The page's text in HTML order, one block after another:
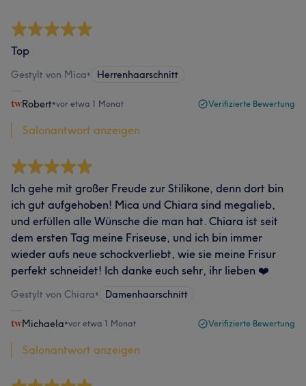
Top
Gestylt von Mica• Herrenhaarschnitt
Robert•vor etwa 1 Monat Verifizierte Bewertung
Salonantwort anzeigen
Ich gehe mit großer Freude zur Stilikone, denn dort bin
ich gut aufgehoben! Mica und Chiara sind megalieb,
und erfüllen alle Wünsche die man hat. Chiara ist seit
dem ersten Tag meine Friseuse, und ich bin immer
wieder aufs neue schockverliebt, wie sie meine Frisur
perfekt schneidet! Ich danke euch sehr, ihr lieben ❤️
Gestylt von Chiara• Damenhaarschnitt
Michaela•vor etwa 1 Monat Verifizierte Bewertung
Salonantwort anzeigen